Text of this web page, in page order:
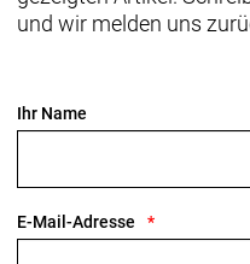
Tragfähigkeit: 9
und wir melden uns
Ihr Name
E-Mail-Adresse